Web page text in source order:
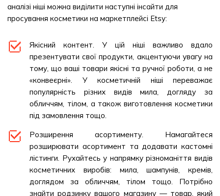
аналізі ніші можна виділити наступні інсайти для
просування косметики на маркетплейсі Etsy:
Якісний контент. У цій ніші важливо вдало
презентувати свої продукти, акцентуючи увагу на
тому, що ваші товари якісні та ручної роботи, а не
«конвеєрні». У косметичній ніші переважає
популярність різних видів мила, догляду за
обличчям, тілом, а також виготовлення косметики
під замовлення тощо.
Розширення асортименту. Намагайтеся
розширювати асортимент та додавати кастомні
лістинги. Рухайтесь у напрямку різноманіття видів
косметичних виробів: мила, шампунів, кремів,
доглядом за обличчям, тілом тощо. Потрібно
знайти родзинку вашого магазину — товар, який